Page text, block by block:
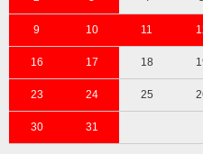
9 10 11
16 17 18
23 24 25
30 31